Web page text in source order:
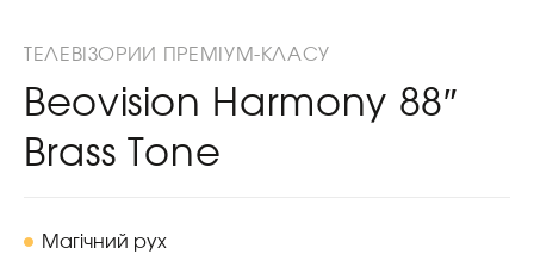
ТЕЛЕВІЗОРИИ ПРЕМІУМ-КЛАСУ
Beovision Harmony 88″
Brass Tone
Магічний рух